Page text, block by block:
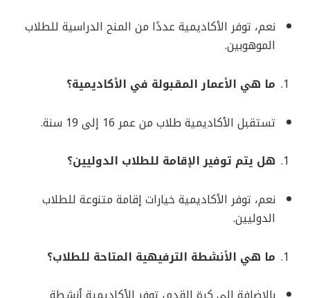
نعم، توفر الأكاديمية عددًا من المنح الدراسية للطلاب
الموهوبين.
ما هي الأعمار المقبولة في الأكاديمية؟
تستقبل الأكاديمية طلاب من عمر 16 إلى 19 سنة.
هل يتم توفير الإقامة للطلاب الدوليين؟
نعم، توفر الأكاديمية خيارات إقامة متنوعة للطلاب
الدوليين.
ما هي الأنشطة الترفيهية المتاحة للطلاب؟